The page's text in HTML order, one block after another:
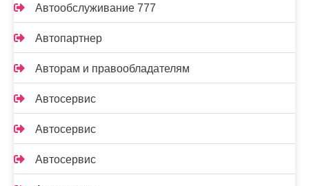
Автообслуживание 777
Автопартнер
Авторам и правообладателям
Автосервис
Автосервис
Автосервис